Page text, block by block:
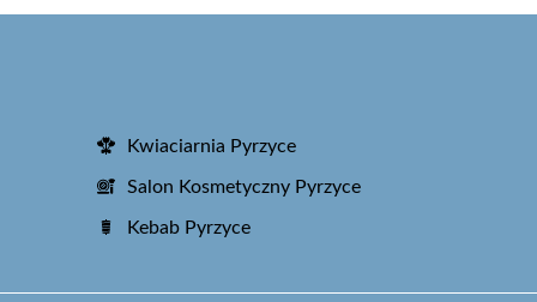
Kwiaciarnia Pyrzyce
Salon Kosmetyczny Pyrzyce
Kebab Pyrzyce